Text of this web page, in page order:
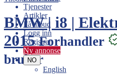
Tjenester
Artikler
Få tilbud
Logg inn
Registrer
Ny annonse
NO
English
BMW | i8 |
2015Forhandler
bruker